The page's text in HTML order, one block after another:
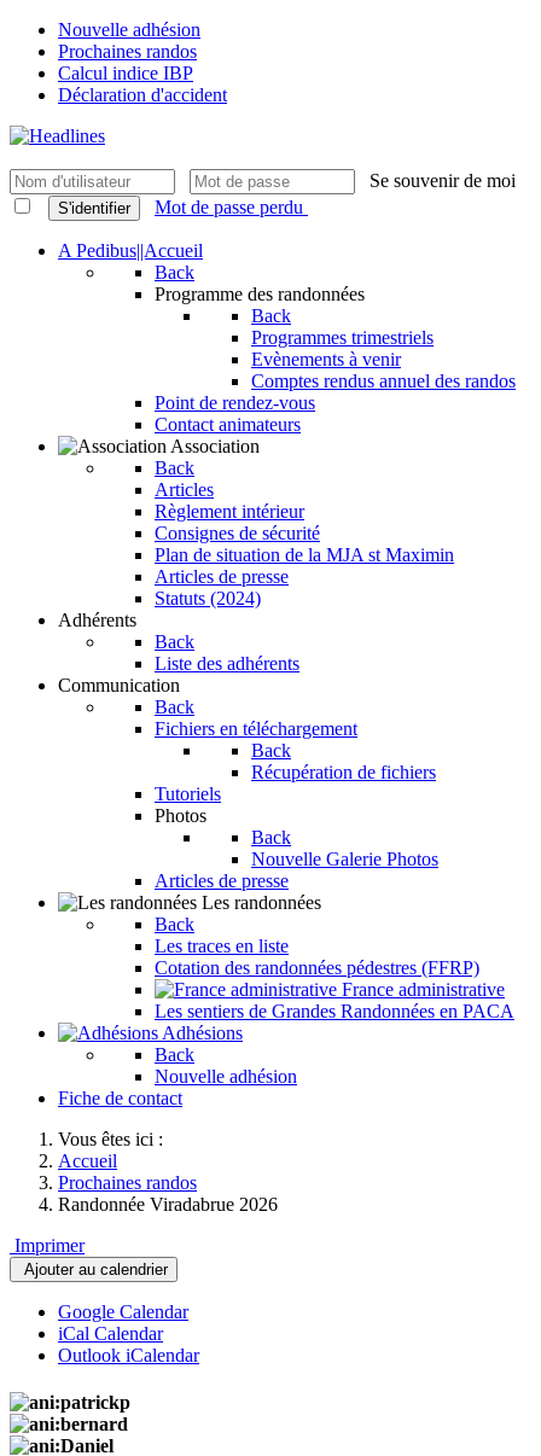
Nouvelle adhésion
Prochaines randos
Calcul indice IBP
Déclaration d'accident
Se souvenir de moi
S'identifier Mot de passe perdu
A Pedibus||Accueil
Back
Programme des randonnées
Back
Programmes trimestriels
Evènements à venir
Comptes rendus annuel des randos
Point de rendez-vous
Contact animateurs
Association
Back
Articles
Règlement intérieur
Consignes de sécurité
Plan de situation de la MJA st Maximin
Articles de presse
Statuts (2024)
Adhérents
Back
Liste des adhérents
Communication
Back
Fichiers en téléchargement
Back
Récupération de fichiers
Tutoriels
Photos
Back
Nouvelle Galerie Photos
Articles de presse
Les randonnées
Back
Les traces en liste
Cotation des randonnées pédestres (FFRP)
France administrative
Les sentiers de Grandes Randonnées en PACA
Adhésions
Back
Nouvelle adhésion
Fiche de contact
Vous êtes ici :
Accueil
Prochaines randos
Randonnée Viradabrue 2026
Imprimer
Ajouter au calendrier
Google Calendar
iCal Calendar
Outlook iCalendar